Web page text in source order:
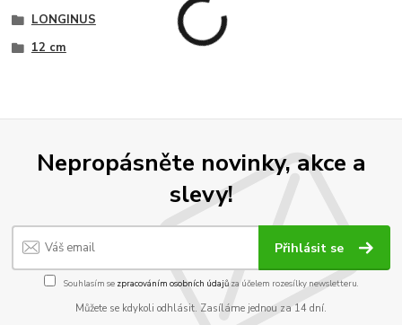
LONGINUS
12 cm
Nepropásněte novinky, akce a
slevy!
Přihlásit se
Souhlasím se zpracováním osobních údajůza účelem rozesílky newsletteru.
Můžete se kdykoli odhlásit. Zasíláme jednou za 14 dní.